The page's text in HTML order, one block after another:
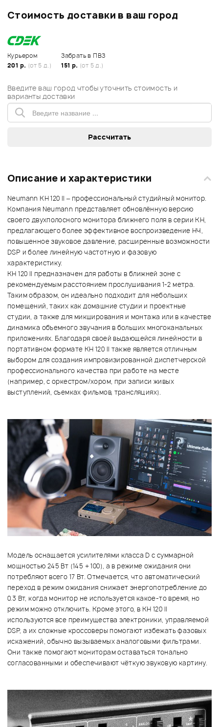
Стоимость доставки в ваш город
Курьером
201 р. (от 5 д.)
Забрать в ПВЗ
151 р. (от 5 д.)
Введите ваш город чтобы уточнить стоимость и
варианты доставки
Описание и характеристики
Neumann KH 120 II – профессиональный студийный монитор.
Компания Neumann представляет обновлённую версию
своего двухполосного монитора ближнего поля в серии KH,
предлагающего более эффективное воспроизведение НЧ,
повышенное звуковое давление, расширенные возможности
DSP и более линейную частотную и фазовую
характеристику.
KH 120 II предназначен для работы в ближней зоне с
рекомендуемым расстоянием прослушивания 1-2 метра.
Таким образом, он идеально подходит для небольших
помещений, таких как домашние студии и проектные
студии, а также для микширования и монтажа или в качестве
динамика объемного звучания в больших многоканальных
приложениях. Благодаря своей выдающейся линейности в
портативном формате KH 120 II также является отличным
выбором для создания импровизированной диспетчерской
профессионального качества при работе на месте
(например, с оркестром/хором, при записи живых
выступлений, съемках фильмов, трансляциях).
Модель оснащается усилителями класса D с суммарной
мощностью 245 Вт (145 + 100), а в режиме ожидания они
потребляют всего 17 Вт. Отмечается, что автоматический
переход в режим ожидания снижает энергопотребление до
0.3 Вт, когда монитор не используется какое-то время, но
режим можно отключить. Кроме этого, в KH 120 II
используются все преимущества электроники, управляемой
DSP, а их сложные кроссоверы помогают избежать фазовых
искажений, обычно вызываемых аналоговыми фильтрами.
Они также помогают мониторам оставаться тонально
согласованными и обеспечивают чёткую звуковую картину.